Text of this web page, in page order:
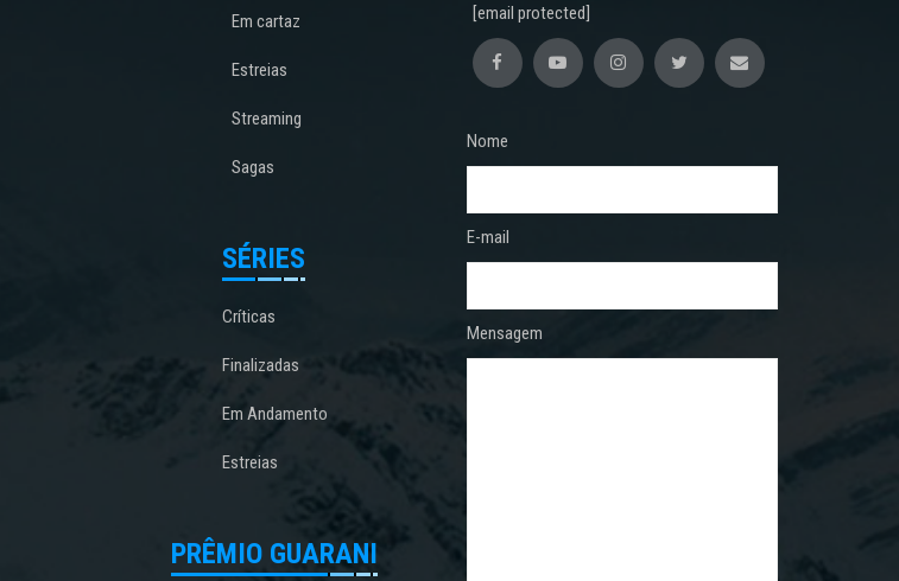
Em cartaz
Estreias
Streaming
Sagas
SÉRIES
Críticas
Finalizadas
Em Andamento
Estreias
PRÊMIO GUARANI
[email protected]
Nome
E-mail
Mensagem